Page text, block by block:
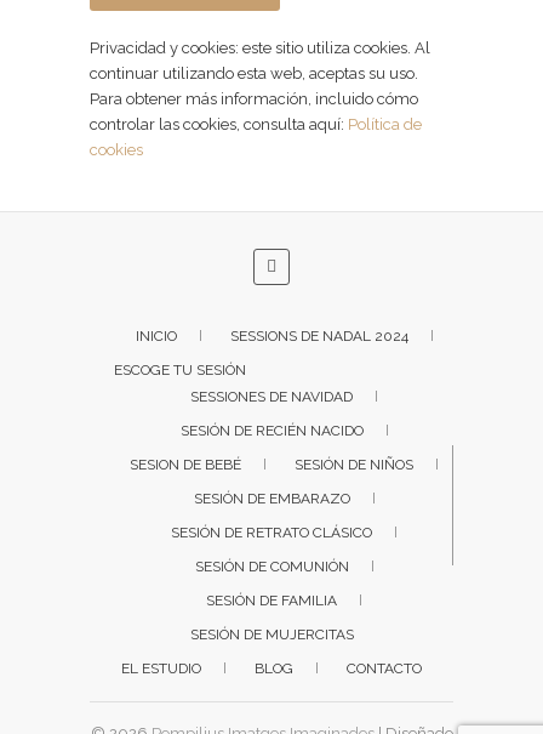
Privacidad y cookies: este sitio utiliza cookies. Al
continuar utilizando esta web, aceptas su uso.
Para obtener más información, incluido cómo
controlar las cookies, consulta aquí: Política de
cookies
INICIO
SESSIONS DE NADAL 2024
ESCOGE TU SESIÓN
SESSIONES DE NAVIDAD
SESIÓN DE RECIÉN NACIDO
SESION DE BEBÉ
SESIÓN DE NIÑOS
SESIÓN DE EMBARAZO
SESIÓN DE RETRATO CLÁSICO
SESIÓN DE COMUNIÓN
SESIÓN DE FAMILIA
SESIÓN DE MUJERCITAS
EL ESTUDIO
BLOG CONTACTO